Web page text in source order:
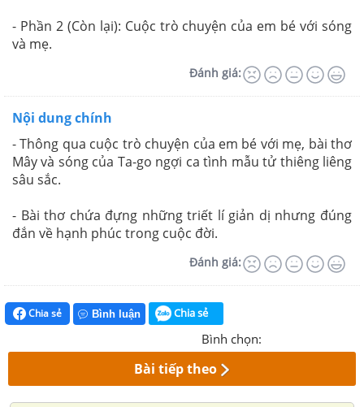
- Phần 2 (Còn lại): Cuộc trò chuyện của em bé với sóng
và mẹ.
Đánh giá:
Nội dung chính
- Thông qua cuộc trò chuyện của em bé với mẹ, bài thơ
Mây và sóng của Ta-go ngợi ca tình mẫu tử thiêng liêng
sâu sắc.
- Bài thơ chứa đựng những triết lí giản dị nhưng đúng
đắn về hạnh phúc trong cuộc đời.
Đánh giá:
Chia sẻ Bình luận Chia sẻ
Bình chọn:
Bài tiếp theo